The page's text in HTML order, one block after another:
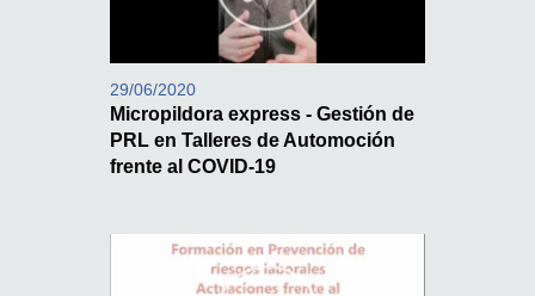
29/06/2020
Micropildora express - Gestión de
PRL en Talleres de Automoción
frente al COVID-19